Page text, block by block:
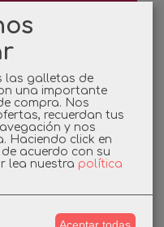
-3%
las galletas de
una importante
compra. Nos
recuerdan tus
y nos
Haciendo click en
acuerdo con su
lea nuestra política